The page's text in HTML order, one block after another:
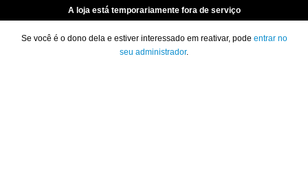
A loja está temporariamente fora de serviço
Se você é o dono dela e estiver interessado em reativar, pode entrar no
seu administrador.